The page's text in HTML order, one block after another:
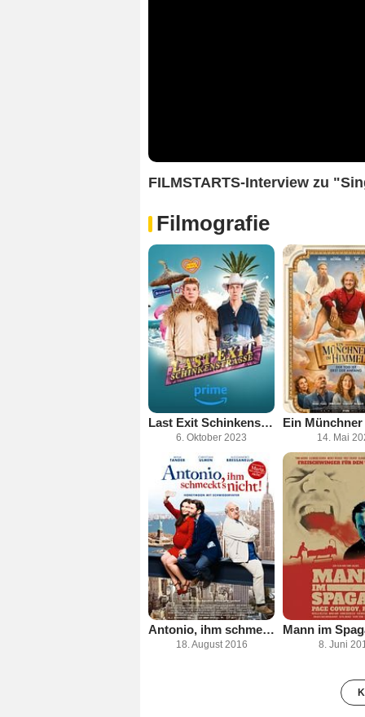
FILMSTARTS-Interview zu
Filmografie
Last Exit Schinkenstraße
6. Oktober 2023 14. Mai
Antonio, ihm schmeckt's nicht!
18. August 2016 8. Juni